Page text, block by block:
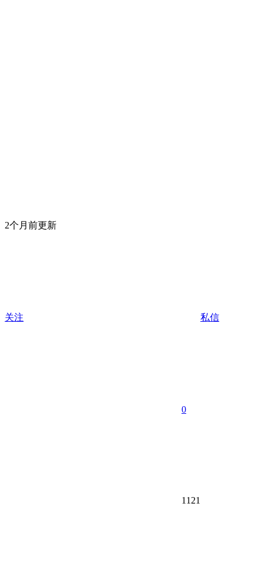
2个月前更新
关注 私信
0
1121